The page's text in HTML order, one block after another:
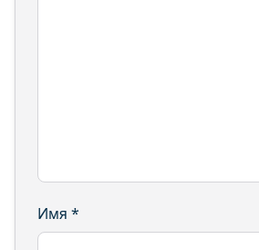
Имя *